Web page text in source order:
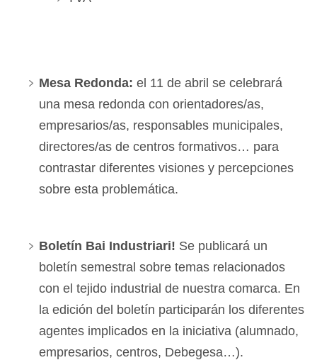
Mesa Redonda: el 11 de abril se celebrará
una mesa redonda con orientadores/as,
empresarios/as, responsables municipales,
directores/as de centros formativos… para
contrastar diferentes visiones y percepciones
sobre esta problemática.
Boletín Bai Industriari! Se publicará un
boletín semestral sobre temas relacionados
con el tejido industrial de nuestra comarca. En
la edición del boletín participarán los diferentes
agentes implicados en la iniciativa (alumnado,
empresarios, centros, Debegesa…).